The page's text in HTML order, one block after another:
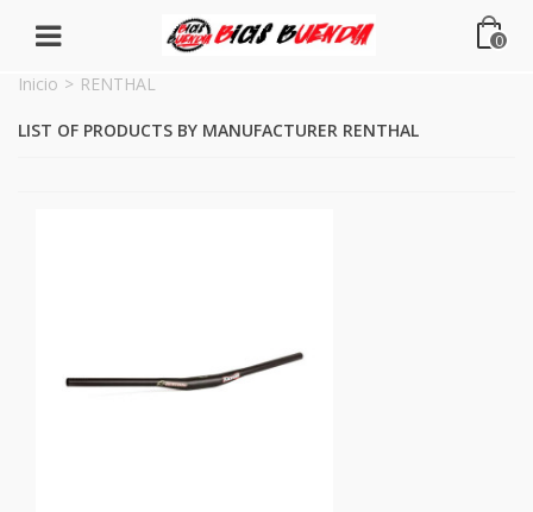
0
Inicio > RENTHAL
LIST OF PRODUCTS BY MANUFACTURER RENTHAL